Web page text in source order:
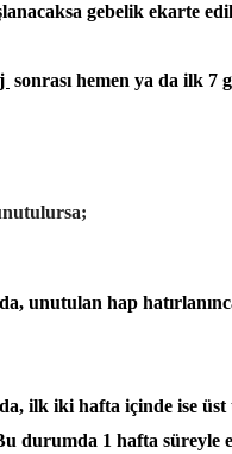
gebelik ekarte
sonrası hemen ya da ilk 7
unutulan hap
ilk iki hafta içinde ise üst
durumda 1 hafta süreyle